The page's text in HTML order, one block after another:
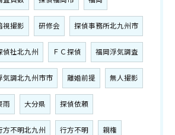
視撮影 研修会 探偵事務所北九州市
偵社北九州 ＦＣ探偵 福岡浮気調査
気調北九州市市 離婚前提 無人撮影
雨 大分県 探偵依頼
方不明北九州 行方不明 親権